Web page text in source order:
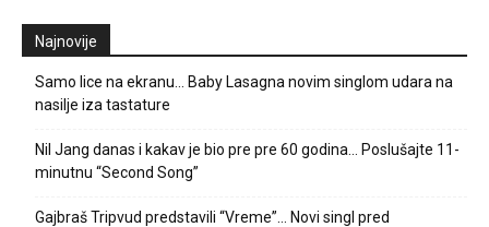
Najnovije
Samo lice na ekranu… Baby Lasagna novim singlom udara na
nasilje iza tastature
Nil Jang danas i kakav je bio pre pre 60 godina… Poslušajte 11-
minutnu “Second Song”
Gajbraš Tripvud predstavili “Vreme”… Novi singl pred